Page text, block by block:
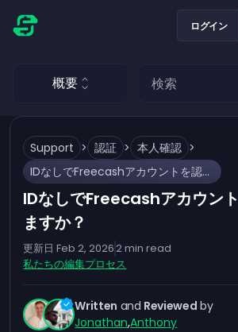
ログイン
概要
Support > 認証 > 本人確認 >
IDなしでFreecashアカウントを認証できますか？
IDなしでFreecashアカウン
ますか？
更新日 Feb 2, 20262min read
私たちの編集プロセス
Written and Reviewed by
Jonathan,Anthony